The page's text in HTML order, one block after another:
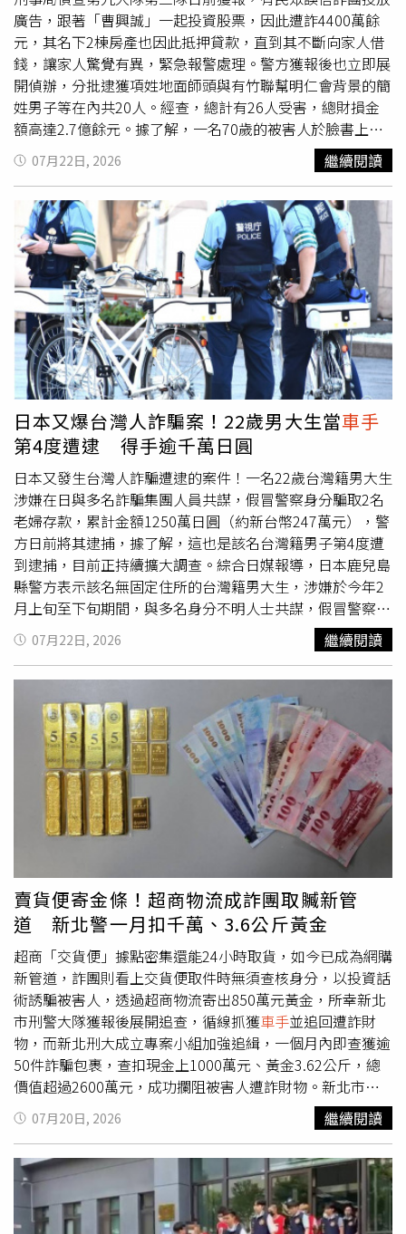
長林建良曾以「空軍一號」負責人身分遭傳喚，被檢警認為
是幕後負責人。據悉，林建良是日豪客運董事長，更在旅遊
界頗有名氣，他是中華民國小客車租賃商業同業公會全國聯
合會第7、8屆理事長、中華民國遊覽車客運商業同業公會全
國聯合會第12屆理事長、新北市小客車租賃商業同業公會第
10、11屆理事長，2024總統大選時出任「新北市信賴台灣
之友會」三重分會長，還曾因年深綠背景與多項運輸公會選
舉爭議而登上媒體版面。記者調查，空軍一號三重總部與日
豪客運台北總公司比鄰而立，而林建良之子林近越是百億貨
運負責人，空軍一號與百億不僅在共用站點，空軍一號於高
雄市苓雅區的站點更是百億的總公司，林近越近年則逐漸接
手父親的旅遊事業，2019年還擔任旅遊業二代會第3屆會
長，林家在旅遊界的勢力和人脈皆不容小覷。「空軍一號什
麼錢都敢賺，根本已經變成『合法車手』。」知情刑警透
露，業者賺取每筆的快捷運費，卻放任管理與查驗機制形同
虛設，不僅對社會治安造成巨大威脅，也讓該公司成為詐騙
破口，不僅被害人恨得牙癢癢，警方同樣也將其視為眼中
釘，希望相關單位加強查緝，別讓詐團幫兇繼續逍遙。林建
良表示，他並非「空軍一號」負責人，僅租賃車輛給該公司
使用，而他曾接獲相關投訴，有請實際負責人配合檢察官和
警察單位調查，但他也不知道實際負責人是誰，要記者自行
調查。交通部公路局表示，客運業者中沒有「空軍一號」，
有關非法違規載人載客情事，如接獲民眾檢舉或司法警察機
關通報，本局將由各區監理所依接獲資訊配合至該地點場站
攔檢稽查，如查獲相關事證，將依公路法第77條第2項，依
其違反情節輕重，處新臺幣10萬元以上2500萬元以下罰
鍰，並勒令其歇業，其非法營業之車輛牌照及汽車駕駛人駕
駛執照，並得吊扣4個月至1年。三重警分局表示，因「空軍
一號」總部在三重，警方高度重視，已積極辦理相關查緝工
作，包括強化與寄件店家之橫向聯繫，針對疑似用於詐欺的
寄送帳戶、提款卡之民眾，加強重複確認與關懷提醒，協助
民眾即時報案，阻斷詐欺集團金流，保護民眾財產安全，並
加強環境監控與巡邏密度：已增設多處監視器鏡頭，同時提
升周邊巡邏頻率，針對「取簿車手」（提款車手）等犯罪嫌
疑人，積極蒐證並加強查緝，務求有效打擊犯罪。三重分局
強調，警方今年在「空軍一號」河邊北街166號周邊共查獲
取簿手8件8人。2026年7月24日當事人林建良委由律師來函
表示：本人及系爭報導涉及之人員、公司均從未因涉嫌詐騙
而遭檢調機關列為被告，而本人亦非空軍一號負責人，惟系
』稱呼本人及系爭
報導涉及之人員、公司，等同是稱呼本人及系爭報導涉及之
人員、公司為罪犯，嚴重毀損本人及系爭報導涉及之人員、
公司之名譽與商譽。
「空軍一號」因管理鬆散而成為詐團最愛物流，文山一分局
曾發現詐團成員收購大量人頭帳戶號，以「空軍一號」將提
款卡、存摺交到集團成員手上。（圖／翻攝畫面）而根據
165打詐儀表板，「空軍一號」涉及近700件詐騙案，當中
多為詐團以話術誘騙被害人的金融卡、帳戶、存摺或現金，
司法院裁判書查詢系統中更有超過7000件刑案，當中多半
為洗錢、詐欺案，且在民國90年代開始就有不法分子以「空
軍一號」行詐的案件，該物流成為詐團「最佳幫兇」，卻在
一次次的調查中全身而退。「空軍一號寄件只管收錢，只要
說不知道裡面裝什麼就沒事了。」資深刑警表示，物流業者
長期以「不知包裹內容」為由推卸社會責任，放任寄身分未
明、內容未查的包裹快速流通，成為打詐一大漏洞，呼籲主
管機關加強查緝，別讓務流成為「詐團避風港」。交通部公
路局表示，客運業者中沒有「空軍一號」，有關非法違規載
人載客情事，如接獲民眾檢舉或司法警察機關通報，本局將
由各區監理所依接獲資訊配合至該地點場站攔檢稽查，如查
獲相關事證，將依公路法第77條第2項，依其違反情節輕
重，處新臺幣10萬元以上2500萬元以下罰鍰，並勒令其歇
業，其非法營業之車輛牌照及汽車駕駛人駕駛執照，並得吊
扣4個月至1年。三重警分局表示，因「空軍一號」總部在三
重，警方高度重視，已積極辦理相關查緝工作，包括強化與
寄件店家之橫向聯繫，針對疑似用於詐欺的寄送帳戶、提款
卡之民眾，加強重複確認與關懷提醒，協助民眾即時報案，
阻斷詐欺集團金流，保護民眾財產安全，並加強環境監控與
巡邏密度：已增設多處監視器鏡頭，同時提升周邊巡邏頻
率，針對「取簿車手」（提款 車手）等犯罪嫌疑人，積極蒐
證並加強查緝，務求有效打擊犯罪。三重分局強調，警方今
年在「空軍一號」河邊北街166號周邊共查獲取簿手8件8
人。2026年7月24日當事人林建良委由律師來函表示：本人
及系爭報導涉及之人員、公司均從未因涉嫌詐騙而遭檢調機
關列為被告，而本人亦非空軍一號負責人，惟系爭報導卻逕
』稱呼本人及系爭報導涉及之
人員、公司，等同是稱呼本人及系爭報導涉及之人員、公司
為罪犯，嚴重毀損本人及系爭報導涉及之人員、公司之名譽
與商譽。
廣告，跟著「曹興誠」一起投資股票，因此遭詐4400萬餘
元，其名下2棟房產也因此抵押貸款，直到其不斷向家人借
錢，讓家人驚覺有異，緊急報警處理。警方獲報後也立即展
開偵辦，分批逮獲項姓地面師頭與有竹聯幫明仁會背景的簡
姓男子等在內共20人。經查，總計有26人受害，總財損金
額高達2.7億餘元。據了解，一名70歲的被害人於臉書上發
現聯電創辦人「曹興誠」的投資廣告，並在詐團的指示下換
Line，以進一步得知投資標的，前後共計面交11次現金與黃
金，總計約3000萬元。當被害人手上現金已消耗殆盡，詐
團竟與地政士合作，讓地政士協助將名下2間北市與新北
市，總市價約3000萬元的不動產進行抵押貸款，共計抵押
700萬元，但利息卻相當高昂，其年利率就高達24%，代書
與服務費就高達125萬餘元，實拿僅有525萬餘元，隨後就
車手收款取回。等到被害人驚覺遭詐，事後還得再掏出
700萬元才將房產全部贖回。刑事局日前獲報有婦人抵押房
產遭詐4400萬，逮獲項姓地面師與有竹聯幫明仁會背景的
項姓男子等20人到案。（圖／翻攝畫面）警方獲報後也發動
4波搜索，掌握40歲的項姓男子涉嫌重大，其涉嫌招募63歲
的黃姓地政士，並找來5名代書助理協助，同時與有竹聯幫
明仁會背景的24歲簡姓男子合作，由簡男負責找來車手 負責
取款，再由簡男負責收水交付上游。隨後也再循線逮獲，擔
任金主的項男女友姚姓女子、康姓男子、6名車手、車手
頭、代書與手機門號人頭在內共20人。警方後續清查另有
26名被害人，詐欺所得2.7億元，同時查扣康男名下位於桃
園的不動產1處(土地、建物)、汽車4部、新臺幣30萬元、泰
達幣1,027顆、手機12支、電腦1臺、平板電腦2臺、筆電4
臺、隨身碟(含數位證物)、印鑑證明、借據、本票、契約
書、匯款存根聯及存證信函等。全案依違反詐欺犯罪防制條
例、洗錢防制法、組織犯罪防制條例等罪移送地檢署偵辦。
其中項男與黃姓地政士訊後均以50萬元交保。刑事局呼籲，
假投資及各類詐騙手法層出不窮，詐騙集團常偽裝為專業投
資顧問、名人推薦或社群網紅，誘使民眾陷入高報酬假象而
誤信為投資而匯款。一旦察覺對方要求多次匯款、面交款項
或話術反覆推托無法讓投資人提領獲利，即可能是詐騙行
為，投資前務必謹慎查證，切勿輕信網路陌生訊息，如有疑
慮，請立即撥打165反詐騙專線，或向警察機關尋求協助。
07月22日, 2026 繼續閱讀
日本又爆台灣人詐騙案！22歲男大生當車手
第4度遭逮 得手逾千萬日圓
日本又發生台灣人詐騙遭逮的案件！一名22歲台灣籍男大生
涉嫌在日與多名詐騙集團人員共謀，假冒警察身分騙取2名
老婦存款，累計金額1250萬日圓（約新台幣247萬元），警
方日前將其逮捕，據了解，這也是該名台灣籍男子第4度遭
到逮捕，目前正持續擴大調查。綜合日媒報導，日本鹿兒島
縣警方表示該名無固定住所的台灣籍男大生，涉嫌於今年2
月上旬至下旬期間，與多名身分不明人士共謀，假冒警察身
分，分別致電奈良縣大和郡山市及愛知縣三好市（みよし
市）兩名80多歲婦人，謊稱「妳已被發布逮捕令」、「需要
調查妳銀行帳戶裡的資金」等理由，誘騙被害人將裝有現金
的袋子放置於住家院內。警方指出，兩名婦人分別依照指示
放置裝有750萬日圓（約新台幣148萬元）及500萬日圓（約
新台幣99萬元）現金的袋子，嫌犯趁機前往取走，共計得手
1250萬日圓。警方透露該名台男先前已涉嫌用相同手法取
走、或企圖取走裝有現金的袋子，在本月7日遭逮捕並被起
訴。此次之所以再度被捕，是警方在偵辦其他案件時所查
07月22日, 2026 繼續閱讀
賣貨便寄金條！超商物流成詐團取贓新管
道 新北警一月扣千萬、3.6公斤黃金
超商「交貨便」據點密集還能24小時取貨，如今已成為網購
新管道，詐團則看上交貨便取件時無須查核身分，以投資話
術誘騙被害人，透過超商物流寄出850萬元黃金，所幸新北
市刑警大隊獲報後展開追查，循線抓獲車手並追回遭詐財
物，而新北刑大成立專案小組加強追緝，一個月內即查獲逾
50件詐騙包裹，查扣現金上1000萬元、黃金3.62公斤，總
價值超過2600萬元，成功攔阻被害人遭詐財物。新北市刑
大表示，詐騙集團多以假投資、假交友、假古幣投資及虛擬
貨幣交易等話術取得民眾信任後，誘使被害人交付財物；除
以傳統面交與ATM轉帳外，詐騙集團更利用超商「交貨便」
服務建立假寄件資料後，再提供寄件代碼誘導被害人至機台
列印寄件單，使其誤信在正常流程下將財物寄往詐團指定地
點。警方表示，此手法不僅利用系統的線上物流查詢功能讓
07月20日, 2026 繼續閱讀